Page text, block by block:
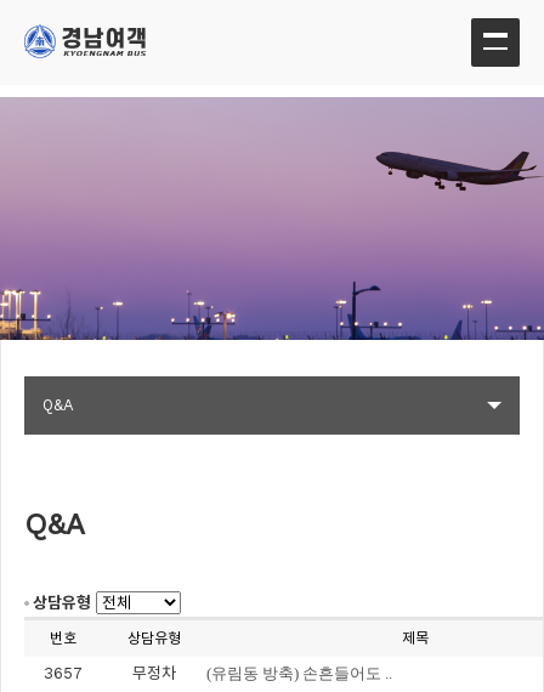
Q&A
Q&A
상담유형
번호 상담유형 제목
3657 무정차
(유림동 방축) 손흔들어도 ..